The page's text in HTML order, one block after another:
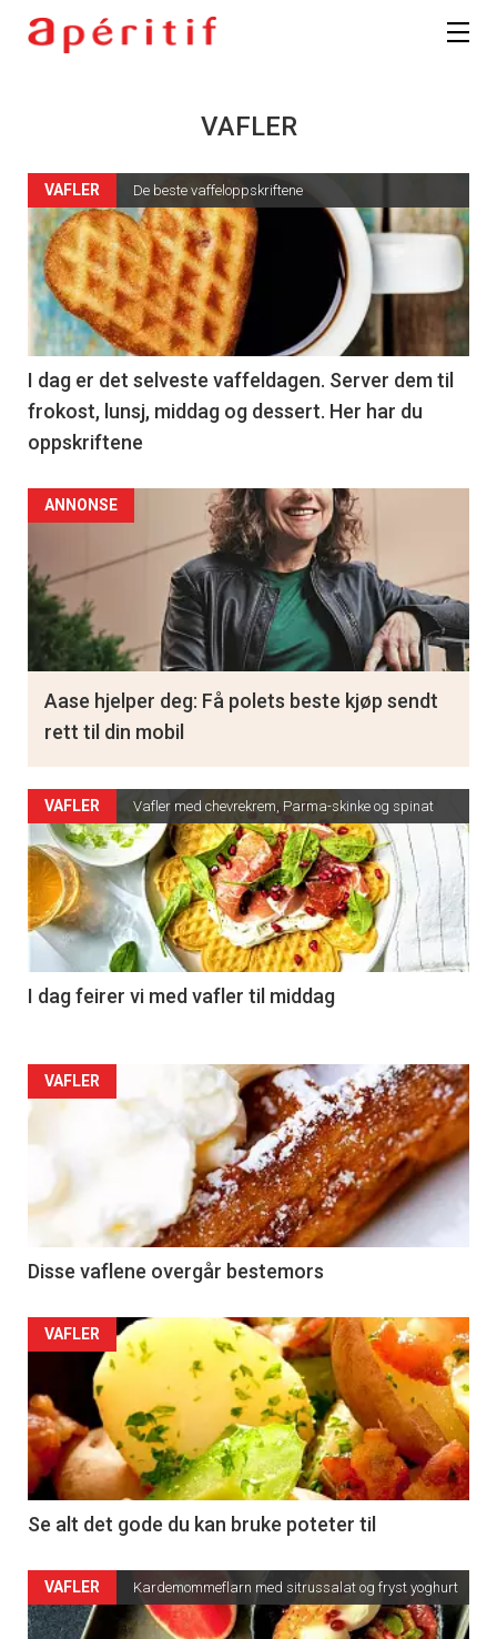
VAFLER
VAFLER De beste vaffeloppskriftene
I dag er det selveste vaffeldagen. Server dem til
frokost, lunsj, middag og dessert. Her har du
oppskriftene
VAFLER Vafler med chevrekrem, Parma-skinke og spinat
I dag feirer vi med vafler til middag
VAFLER
Disse vaflene overgår bestemors
VAFLER
Se alt det gode du kan bruke poteter til
VAFLER Kardemommeflarn med sitrussalat og fryst yoghurt
ANNONSE
Aase hjelper deg: Få polets beste kjøp sendt
rett til din mobil